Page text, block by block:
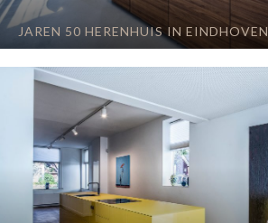
JAREN 50 HERENHUIS IN EINDHOVEN